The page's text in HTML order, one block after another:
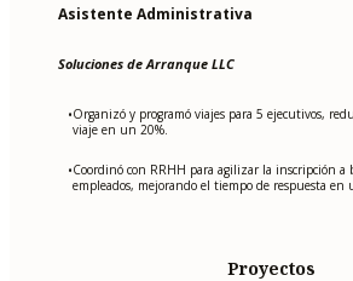
Asistente Administrativa
Soluciones de Arranque LLC
•Organizó y programó viajes para 5 ejecutivos,
viaje en un 20%.
•Coordinó con RRHH para agilizar la inscripción a
empleados, mejorando el tiempo de respuesta en
Proyectos